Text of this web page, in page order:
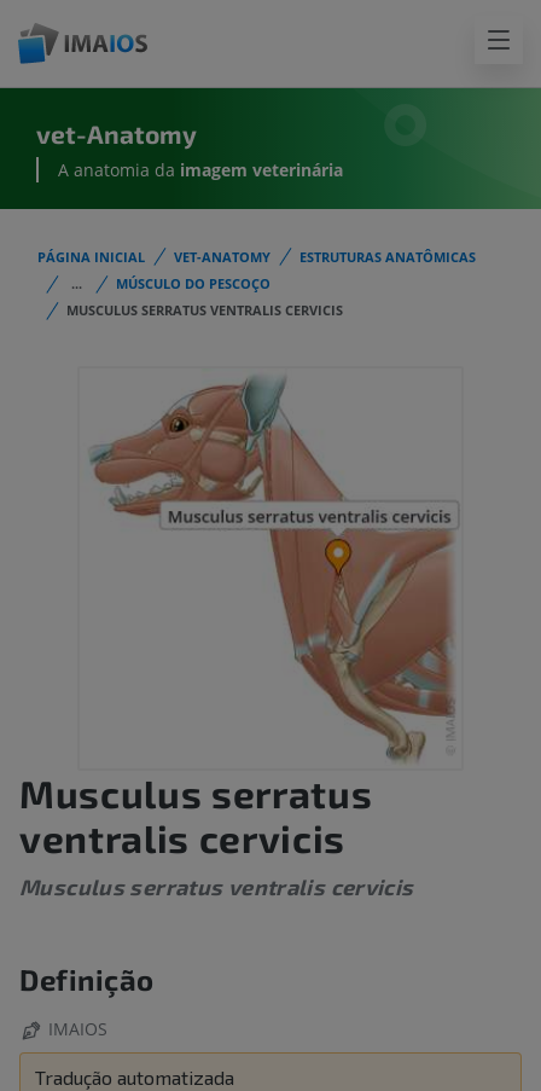
vet-Anatomy
A anatomia da imagem veterinária
PÁGINA INICIAL VET-ANATOMY
ESTRUTURAS ANATÔMICAS
...
MÚSCULO DO PESCOÇO
MUSCULUS SERRATUS VENTRALIS CERVICIS
Musculus serratus
ventralis cervicis
Musculus serratus ventralis cervicis
Definição
IMAIOS
Tradução automatizada